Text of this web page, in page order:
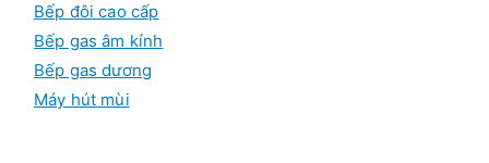
Bếp đôi cao cấp
Bếp gas âm kính
Bếp gas dương
Máy hút mùi